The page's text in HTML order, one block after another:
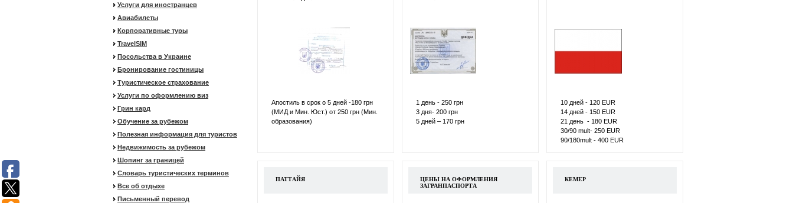
Услуги для иностранцев
Авиабилеты
Корпоративные туры
TravelSIM
Посольства в Украине
Бронирование гостиницы
Туристическое страхование
Услуги по оформлению виз
Грин кард
Обучение за рубежом
Полезная информация для туристов
Недвижимость за рубежом
Шопинг за границей
Словарь туристических терминов
Все об отдыхе
Письменный перевод
Апостиль в срок о 5 дней -180 грн
(МИД и Мин. Юст.) от 250 грн (Мин.
образования)
1 день - 250 грн
3 дня- 200 грн
5 дней – 170 грн
10 дней - 120 ЕUR
14 дней - 150 ЕUR
21 день - 180 ЕUR
30/90 mult- 250 ЕUR
90/180mult - 400 ЕUR
ПАТТАЙЯ
ЦЕНЫ НА ОФОРМЛЕНИЯ
ЗАГРАНПАСПОРТА
КЕМЕР